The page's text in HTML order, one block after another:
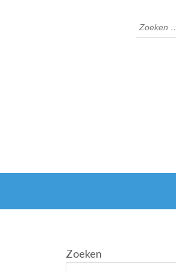
Zoeken
naar:
Zoeken